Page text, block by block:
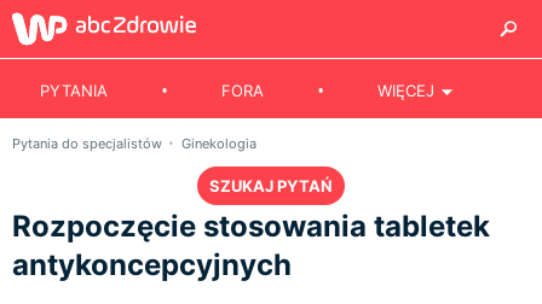
PYTANIA FORA WIĘCEJ
Pytania do specjalistów Ginekologia
SZUKAJ PYTAŃ
Rozpoczęcie stosowania tabletek
antykoncepcyjnych